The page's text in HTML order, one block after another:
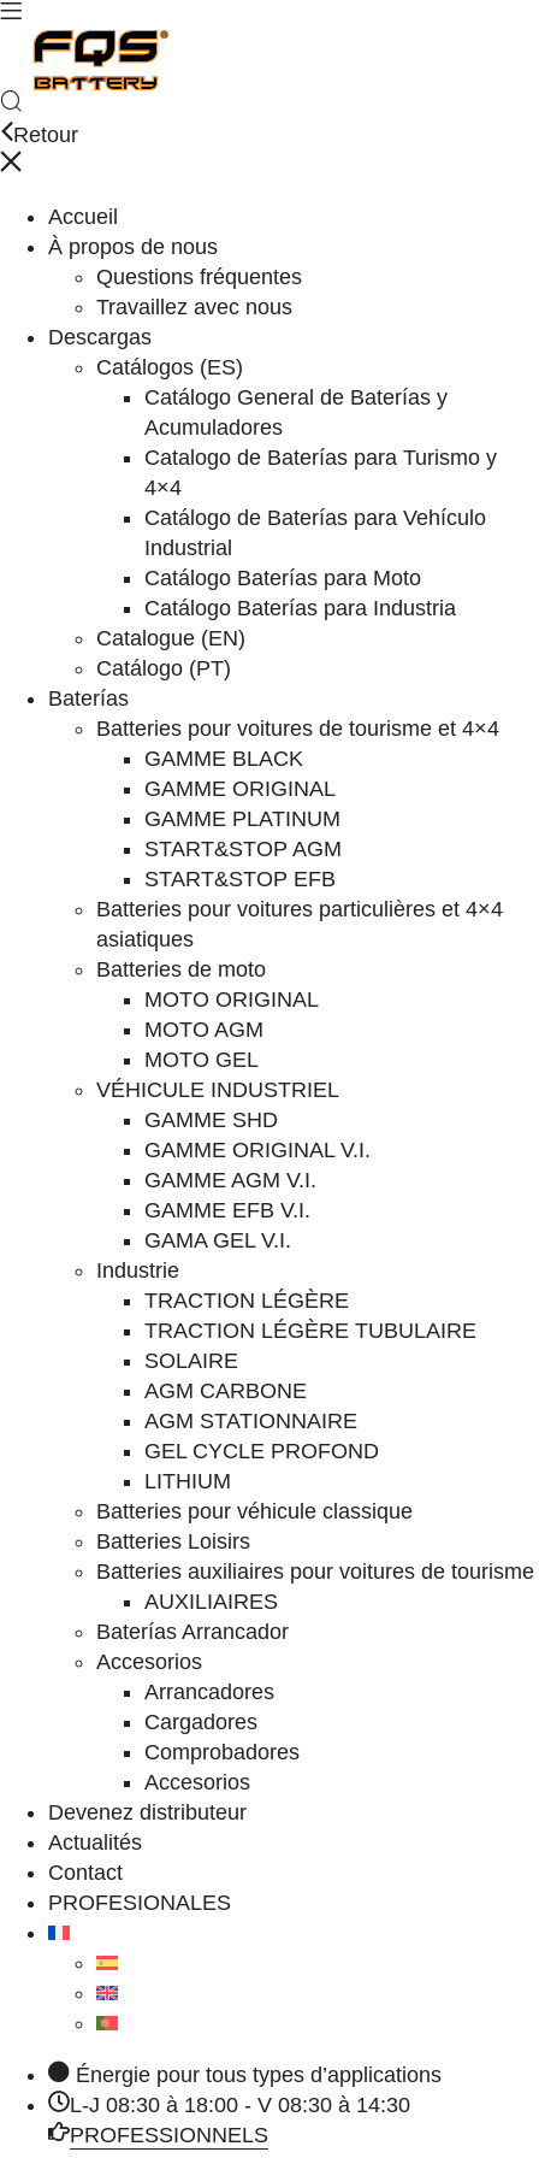
Retour
Accueil
À propos de nous
Questions fréquentes
Travaillez avec nous
Descargas
Catálogos (ES)
Catálogo General de Baterías y
Acumuladores
Catalogo de Baterías para Turismo y
4×4
Catálogo de Baterías para Vehículo
Industrial
Catálogo Baterías para Moto
Catálogo Baterías para Industria
Catalogue (EN)
Catálogo (PT)
Baterías
Batteries pour voitures de tourisme et 4×4
GAMME BLACK
GAMME ORIGINAL
GAMME PLATINUM
START&STOP AGM
START&STOP EFB
Batteries pour voitures particulières et 4×4
asiatiques
Batteries de moto
MOTO ORIGINAL
MOTO AGM
MOTO GEL
VÉHICULE INDUSTRIEL
GAMME SHD
GAMME ORIGINAL V.I.
GAMME AGM V.I.
GAMME EFB V.I.
GAMA GEL V.I.
Industrie
TRACTION LÉGÈRE
TRACTION LÉGÈRE TUBULAIRE
SOLAIRE
AGM CARBONE
AGM STATIONNAIRE
GEL CYCLE PROFOND
LITHIUM
Batteries pour véhicule classique
Batteries Loisirs
Batteries auxiliaires pour voitures de tourisme
AUXILIAIRES
Baterías Arrancador
Accesorios
Arrancadores
Cargadores
Comprobadores
Accesorios
Devenez distributeur
Actualités
Contact
PROFESIONALES
Énergie pour tous types d’applications
L-J 08:30 à 18:00 - V 08:30 à 14:30
PROFESSIONNELS